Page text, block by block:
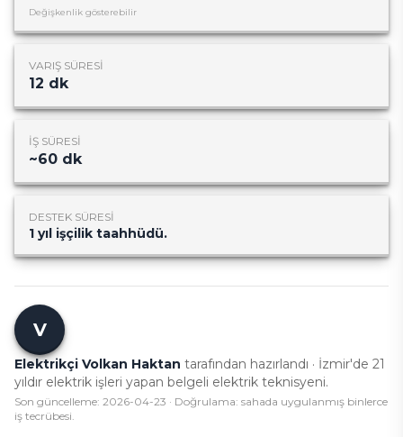
Değişkenlik gösterebilir
VARIŞ SÜRESI
12 dk
İŞ SÜRESI
~60 dk
DESTEK SÜRESI
1 yıl işçilik taahhüdü.
V
Elektrikçi Volkan Haktan tarafından hazırlandı · İzmir'de 21
yıldır elektrik işleri yapan belgeli elektrik teknisyeni.
Son güncelleme: 2026-04-23 · Doğrulama: sahada uygulanmış binlerce
iş tecrübesi.